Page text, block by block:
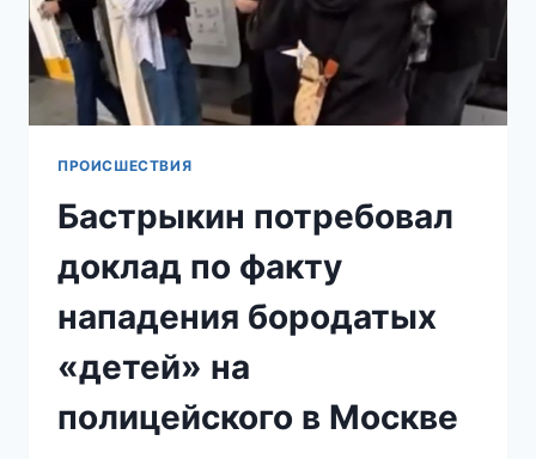
ПРОИСШЕСТВИЯ
Бастрыкин потребовал
доклад по факту
нападения бородатых
«детей» на
полицейского в Москве